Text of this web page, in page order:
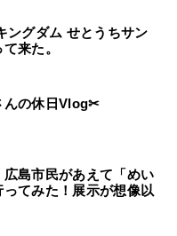
ングダム せとうちサン
来た。
んの休日Vlog✂
広島市民があえて「めい
てみた！展示が想像以